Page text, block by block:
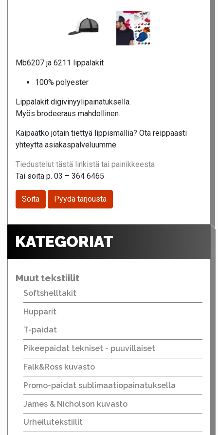
Mb6207 ja 6211 lippalakit
100% polyester
Lippalakit digivinyylipainatuksella.
Myös brodeeraus mahdollinen.
Kaipaatko jotain tiettyä lippismallia? Ota reippaasti
yhteyttä asiakaspalveluumme.
Tiedustelut tästä linkistä tai painikkeesta
Tai soita p. 03 – 364 6465
Soita Pyydä tarjousta
KATEGORIAT
Muut tekstiilit
Softshelltakit
Hupparit
T-paidat
Pikeepaidat tekniset - puuvillaiset
Falk&Ross kuvasto
Promo-paidat sublimaatiopainatuksella
James & Nicholson kuvasto
Urheilutekstiilit